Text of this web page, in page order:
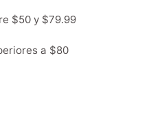
$50 y $79.99
a $80